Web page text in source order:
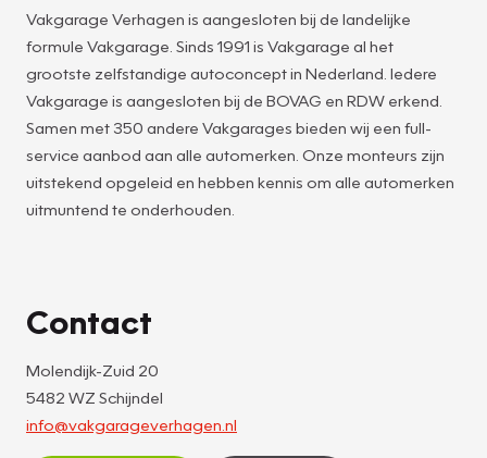
Vakgarage Verhagen is aangesloten bij de landelijke
formule Vakgarage. Sinds 1991 is Vakgarage al het
grootste zelfstandige autoconcept in Nederland. Iedere
Vakgarage is aangesloten bij de BOVAG en RDW erkend.
Samen met 350 andere Vakgarages bieden wij een full-
service aanbod aan alle automerken. Onze monteurs zijn
uitstekend opgeleid en hebben kennis om alle automerken
uitmuntend te onderhouden.
Contact
Molendijk-Zuid 20
5482 WZ Schijndel
info@vakgarageverhagen.nl